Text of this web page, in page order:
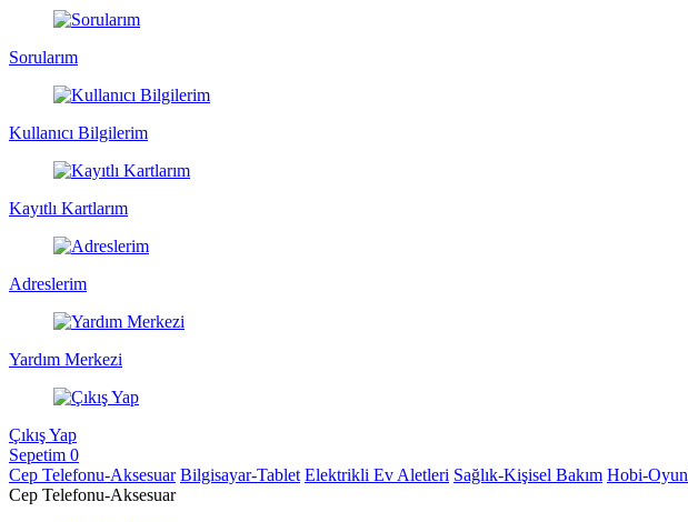
Sorularım
Kullanıcı Bilgilerim
Kayıtlı Kartlarım
Adreslerim
Yardım Merkezi
Çıkış Yap
Sepetim 0
Cep Telefonu-Aksesuar Bilgisayar-Tablet Elektrikli Ev Aletleri Sağlık-Kişisel Bakım Hobi-Oyun
Cep Telefonu-Aksesuar